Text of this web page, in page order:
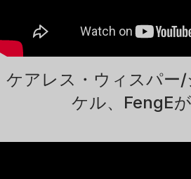
ケアレス・ウィスパー/
ケル、FengE